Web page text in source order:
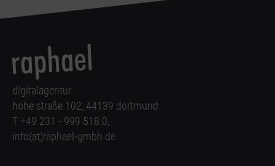
digitalagentur
hohe straße 102, 44139 dortmund
T +49 231 - 999 518 0,
info(at)raphael-gmbh.de